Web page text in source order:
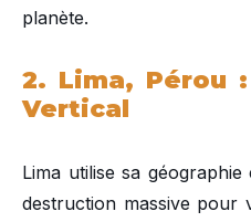
planète.
2. Lima, Pérou :
Vertical
Lima utilise sa
destruction massive pour